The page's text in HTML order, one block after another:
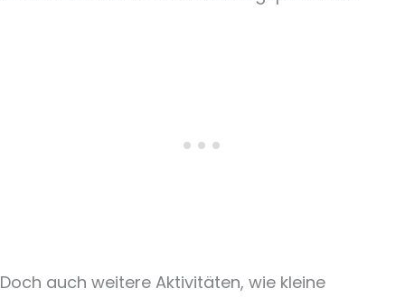
Doch auch weitere Aktivitäten, wie kleine